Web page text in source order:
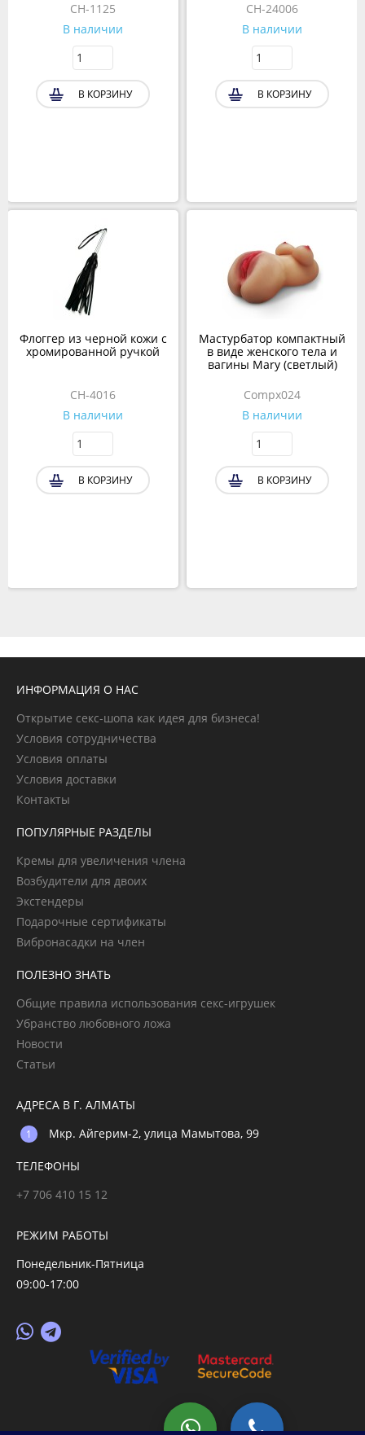
CH-1125
В наличии
В КОРЗИНУ
Флоггер из черной кожи с
хромированной ручкой
CH-4016
В наличии
В КОРЗИНУ
CH-24006
В наличии
В КОРЗИНУ
Мастурбатор компактный
в виде женского тела и
вагины Mary (светлый)
Compx024
В наличии
В КОРЗИНУ
ИНФОРМАЦИЯ О НАС
Открытие секс-шопа как идея для бизнеса!
Условия сотрудничества
Условия оплаты
Условия доставки
Контакты
ПОПУЛЯРНЫЕ РАЗДЕЛЫ
Кремы для увеличения члена
Возбудители для двоих
Экстендеры
Подарочные сертификаты
Вибронасадки на член
ПОЛЕЗНО ЗНАТЬ
Общие правила использования секс-игрушек
Убранство любовного ложа
Новости
Статьи
АДРЕСА В Г. АЛМАТЫ
Мкр. Айгерим-2, улица Мамытова, 99
ТЕЛЕФОНЫ
+7 706 410 15 12
РЕЖИМ РАБОТЫ
Понедельник-Пятница
09:00-17:00